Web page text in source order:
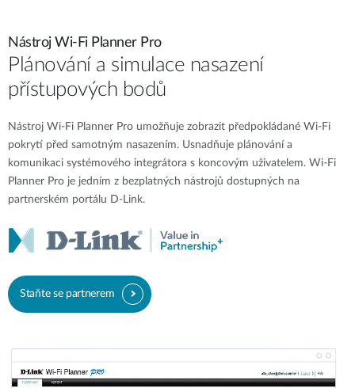
Nástroj Wi-Fi Planner Pro
Plánování a simulace nasazení
přístupových bodů
Nástroj Wi-Fi Planner Pro umožňuje zobrazit předpokládané Wi-Fi
pokrytí před samotným nasazením. Usnadňuje plánování a
komunikaci systémového integrátora s koncovým uživatelem. Wi-Fi
Planner Pro je jedním z bezplatných nástrojů dostupných na
partnerském portálu D-Link.
Staňte se partnerem